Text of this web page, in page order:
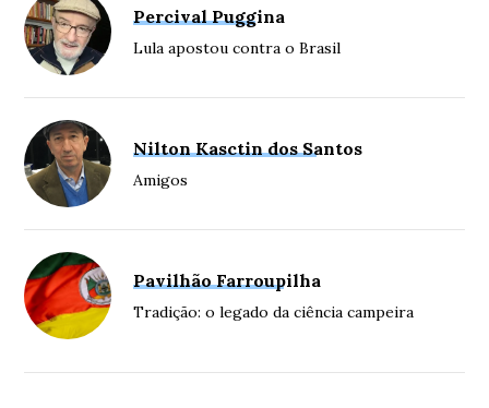
Percival Puggina
Lula apostou contra o Brasil
Nilton Kasctin dos Santos
Amigos
Pavilhão Farroupilha
Tradição: o legado da ciência campeira